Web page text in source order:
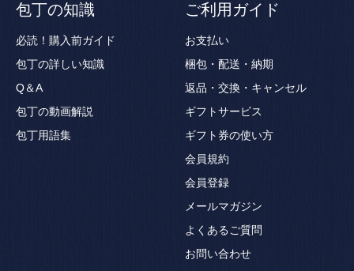
包丁の知識
必読！購入前ガイド
包丁の詳しい知識
Q＆A
包丁の動画解説
包丁用語集
ご利用ガイド
お支払い
梱包・配送・納期
返品・交換・キャンセル
ギフトサービス
ギフト券の使い方
会員規約
会員登録
メールマガジン
よくあるご質問
お問い合わせ